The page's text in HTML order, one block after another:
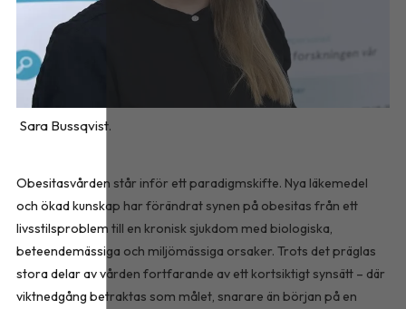
Sara Bussqvist.
Obesitasvården står inför ett paradigmskifte. Nya läkemedel
och ökad kunskap har förändrat synen på obesitas från ett
livsstilsproblem till en kronisk sjukdom med biologiska,
beteendemässiga och miljömässiga orsaker. Trots det präglas
stora delar av vården fortfarande av ett kortsiktigt synsätt – där
viktnedgång betraktas som målet, snarare än början på en